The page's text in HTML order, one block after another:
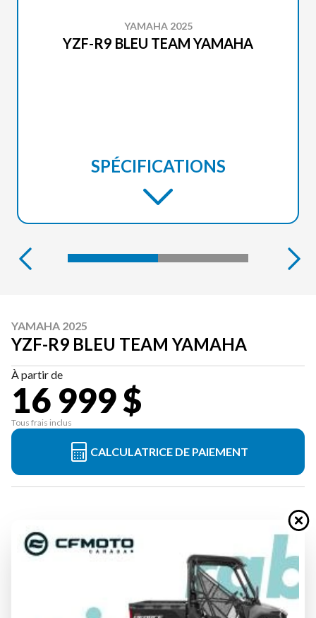
YAMAHA 2025
YZF-R9 BLEU TEAM YAMAHA
SPÉCIFICATIONS
YAMAHA 2025
YZF-R9 BLEU TEAM YAMAHA
À partir de
16 999 $
Tous frais inclus
CALCULATRICE DE PAIEMENT